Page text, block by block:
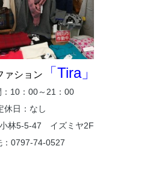
ァション 「Tira」
10：00～21：00
休日：なし
林5-5-47 イズミヤ2F
：0797-74-0527